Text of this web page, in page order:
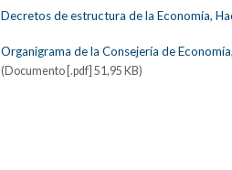
Decretos de estructura de la Economía,
Organigrama de la Consejería de
(Documento [.pdf] 51,95 KB)